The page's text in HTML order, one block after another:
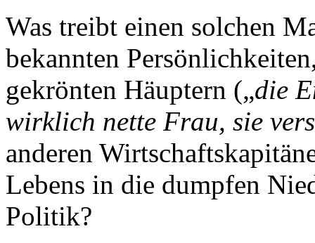
Was treibt einen solchen
bekannten
gekrönten Häuptern („die
wirklich nette Frau, sie
anderen
Lebens in die dumpfen
Politik?